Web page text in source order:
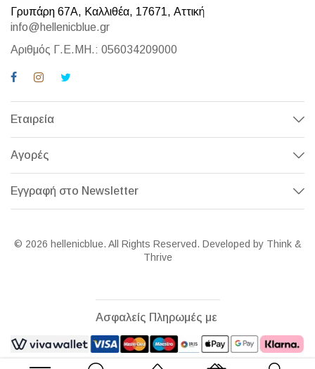
Αρχική σελίδαΤο καλάθι μου
Γρυπάρη 67Α, Καλλιθέα, 17671, Αττική
info@hellenicblue.gr
Αριθμός Γ.Ε.ΜΗ.: 056034209000
Εταιρεία
Αγορές
Εγγραφή στο Newsletter
© 2026 hellenicblue. All Rights Reserved. Developed by Think &
Thrive
Ασφαλείς Πληρωμές με